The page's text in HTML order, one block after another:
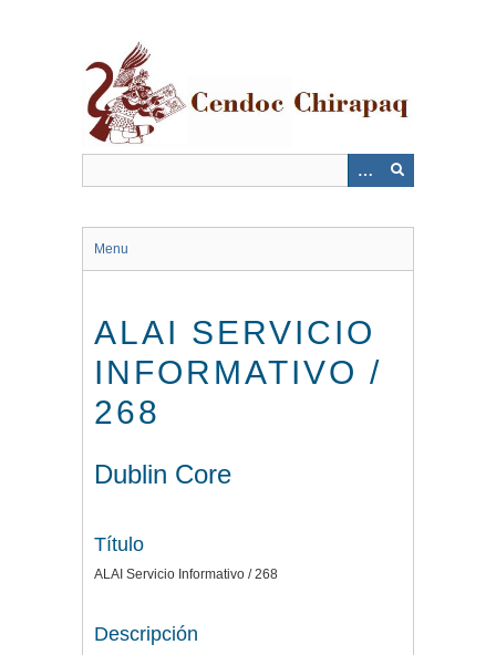
Menu
ALAI SERVICIO
INFORMATIVO /
268
Dublin Core
Título
ALAI Servicio Informativo / 268
Descripción